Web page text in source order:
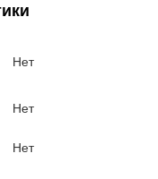
Нет
Нет
Нет